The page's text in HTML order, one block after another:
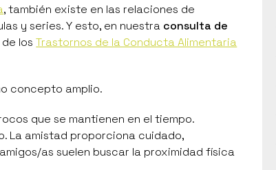
, también existe en las relaciones de
y series. Y esto, en nuestra consulta de
de losTrastornos de la Conducta Alimentaria
concepto amplio.
que se mantienen en el tiempo.
La amistad proporciona cuidado,
as suelen buscar la proximidad física